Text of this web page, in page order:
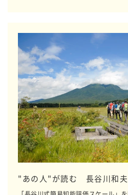
"あの人"が読む 長谷川和夫